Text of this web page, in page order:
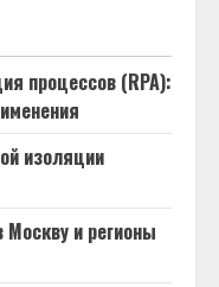
процессов (RPA):
изоляции
Москву и регионы